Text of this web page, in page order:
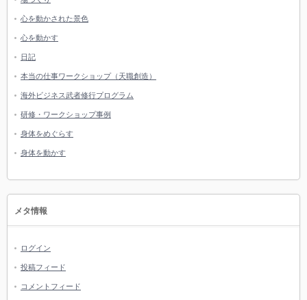
心を動かされた景色
心を動かす
日記
本当の仕事ワークショップ（天職創造）
海外ビジネス武者修行プログラム
研修・ワークショップ事例
身体をめぐらす
身体を動かす
メタ情報
ログイン
投稿フィード
コメントフィード